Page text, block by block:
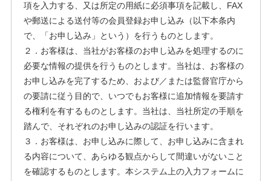
項を入力する、又は所定の用紙に必須事項を記載し、FAX
や郵送による送付等の会員登録お申し込み（以下本条内
で、「お申し込み」という）を行うものとします。
２．お客様は、当社がお客様のお申し込みを処理するのに
必要な情報の提供を行うものとします。当社は、お客様の
お申し込みを完了するため、および／または監督官庁から
の要請に従う目的で、いつでもお客様に追加情報を要請す
る権利を有するものとします。当社は、当社所定の手順を
踏んで、それぞれのお申し込みの認証を行います。
３．お客様は、お申し込みに際して、お申し込みに含まれ
る内容について、あらゆる観点からして間違いがないこと
を確認するものとします。本システム上の入力フォームに